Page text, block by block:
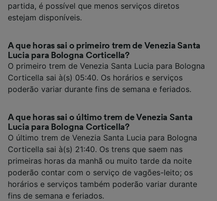
partida, é possível que menos serviços diretos
estejam disponíveis.
A que horas sai o primeiro trem de Venezia Santa
Lucia para Bologna Corticella?
O primeiro trem de Venezia Santa Lucia para Bologna
Corticella sai à(s) 05:40. Os horários e serviços
poderão variar durante fins de semana e feriados.
A que horas sai o último trem de Venezia Santa
Lucia para Bologna Corticella?
O último trem de Venezia Santa Lucia para Bologna
Corticella sai à(s) 21:40. Os trens que saem nas
primeiras horas da manhã ou muito tarde da noite
poderão contar com o serviço de vagões-leito; os
horários e serviços também poderão variar durante
fins de semana e feriados.